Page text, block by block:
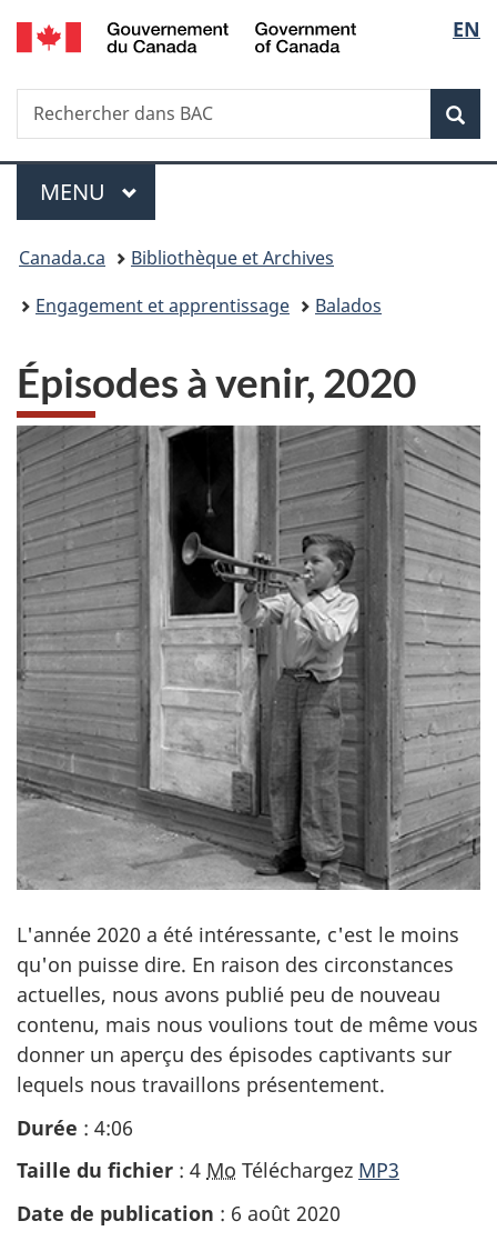
Passer
au
Passer
à
du
Passer
à
simplifiée
de
la
EN
Recherche
Rechercher
dans
Menu
MENU PRINCIPAL
Vous
êtes
Canada.ca
Bibliothèque et Archives
Engagement et apprentissage
Balados
Épisodes à venir, 2020
L'année 2020 a été intéressante, c'est le moins
qu'on puisse dire. En raison des circonstances
actuelles, nous avons publié peu de nouveau
contenu, mais nous voulions tout de même vous
donner un aperçu des épisodes captivants sur
lequels nous travaillons présentement.
Durée : 4:06
Taille du fichier : 4 Mo Téléchargez MP3
Date de publication : 6 août 2020